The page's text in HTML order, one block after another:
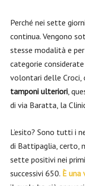
Perché nei sette
continua. Vengono
stesse modalità e
categorie
volontari delle Croci,
tamponi ulteriori,
di via Baratta, la
L’esito? Sono tutti i
di Battipaglia, certo,
sette positivi nei
successivi 650. È una